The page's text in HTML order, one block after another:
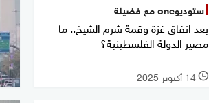
ستوديوone مع فضيلة
بعد اتفاق غزة وقمة شرم الشيخ.. ما
مصير الدولة الفلسطينية؟
l 14 أكتوبر 2025